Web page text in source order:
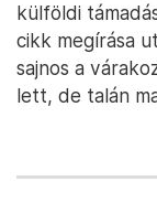
külföldi
cikk megírása
sajnos a
lett, de talán